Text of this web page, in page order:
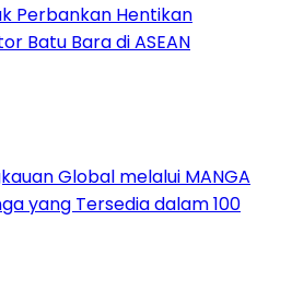
Perbankan Hentikan
Batu Bara di ASEAN
Global melalui MANGA
yang Tersedia dalam 100